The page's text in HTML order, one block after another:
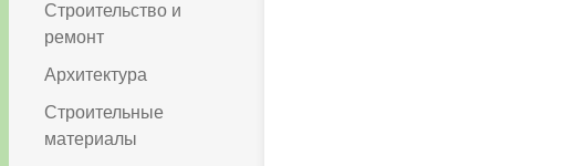
Строительство и
ремонт
Архитектура
Строительные
материалы